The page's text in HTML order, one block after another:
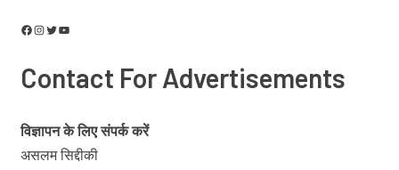
Contact For Advertisements
विज्ञापन के लिए संपर्क करें
असलम सिद्दीकी